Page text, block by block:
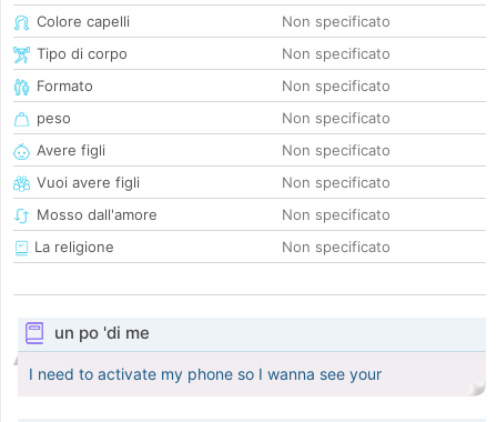
Colore capelli
Non specificato
Tipo di corpo
Non specificato
Formato
Non specificato
peso
Non specificato
Avere figli
Non specificato
Vuoi avere figli
Non specificato
Mosso dall'amore
Non specificato
La religione
Non specificato
un po 'di me
I need to activate my phone so I wanna see your